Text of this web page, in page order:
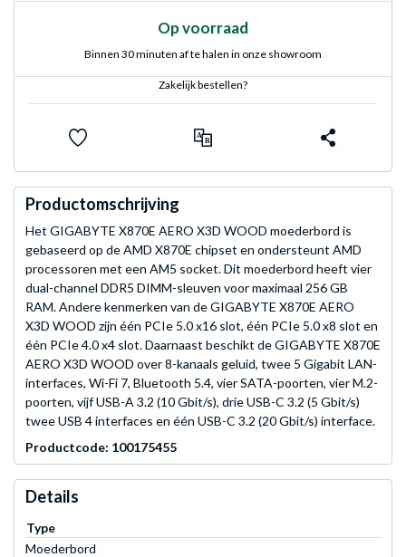
Op voorraad
Binnen 30 minuten af te halen in onze showroom
Zakelijk bestellen?
Productomschrijving
Het GIGABYTE X870E AERO X3D WOOD moederbord is
gebaseerd op de AMD X870E chipset en ondersteunt AMD
processoren met een AM5 socket. Dit moederbord heeft vier
dual-channel DDR5 DIMM-sleuven voor maximaal 256 GB
RAM. Andere kenmerken van de GIGABYTE X870E AERO
X3D WOOD zijn één PCIe 5.0 x16 slot, één PCIe 5.0 x8 slot en
één PCIe 4.0 x4 slot. Daarnaast beschikt de GIGABYTE X870E
AERO X3D WOOD over 8-kanaals geluid, twee 5 Gigabit LAN-
interfaces, Wi-Fi 7, Bluetooth 5.4, vier SATA-poorten, vier M.2-
poorten, vijf USB-A 3.2 (10 Gbit/s), drie USB-C 3.2 (5 Gbit/s)
twee USB 4 interfaces en één USB-C 3.2 (20 Gbit/s) interface.
Productcode: 100175455
Details
Type
Moederbord